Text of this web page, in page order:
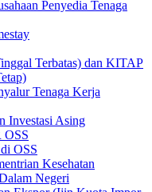
Penyedia Tenaga
Terbatas) dan KITAP
Tenaga Kerja
Investasi Asing
OSS
OSS
Kesehatan
Negeri